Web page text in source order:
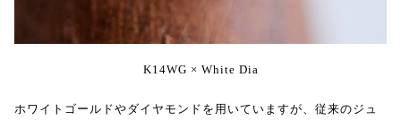
K14WG × White Dia
ホワイトゴールドやダイヤモンドを用いていますが、従来のジュ